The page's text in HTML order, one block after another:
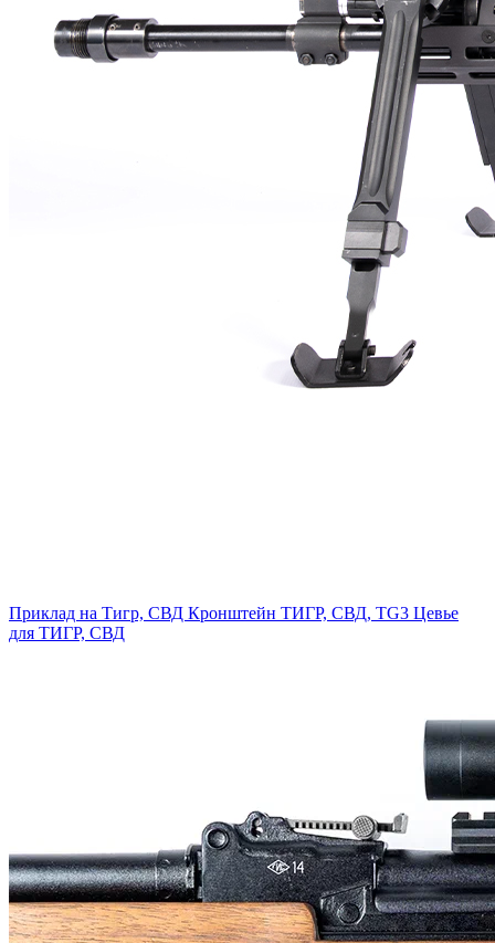
Приклад на Тигр, СВД Кронштейн ТИГР, СВД, TG3 Цевье
для ТИГР, СВД